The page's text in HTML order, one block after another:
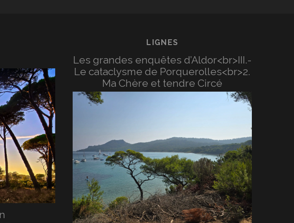
LIGNES
Les grandes enquêtes d’Aldor<br>III.-
Le cataclysme de Porquerolles<br>2.
Ma Chère et tendre Circé